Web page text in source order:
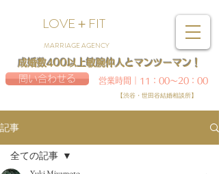
LOVE＋FIT
MARRIAGE AGENCY
問い合わせる
【渋谷・世田谷結婚相談所】
成婚数400以上敏腕仲人とマンツーマン！
営業時間｜11：00～20：00
記事
全ての記事